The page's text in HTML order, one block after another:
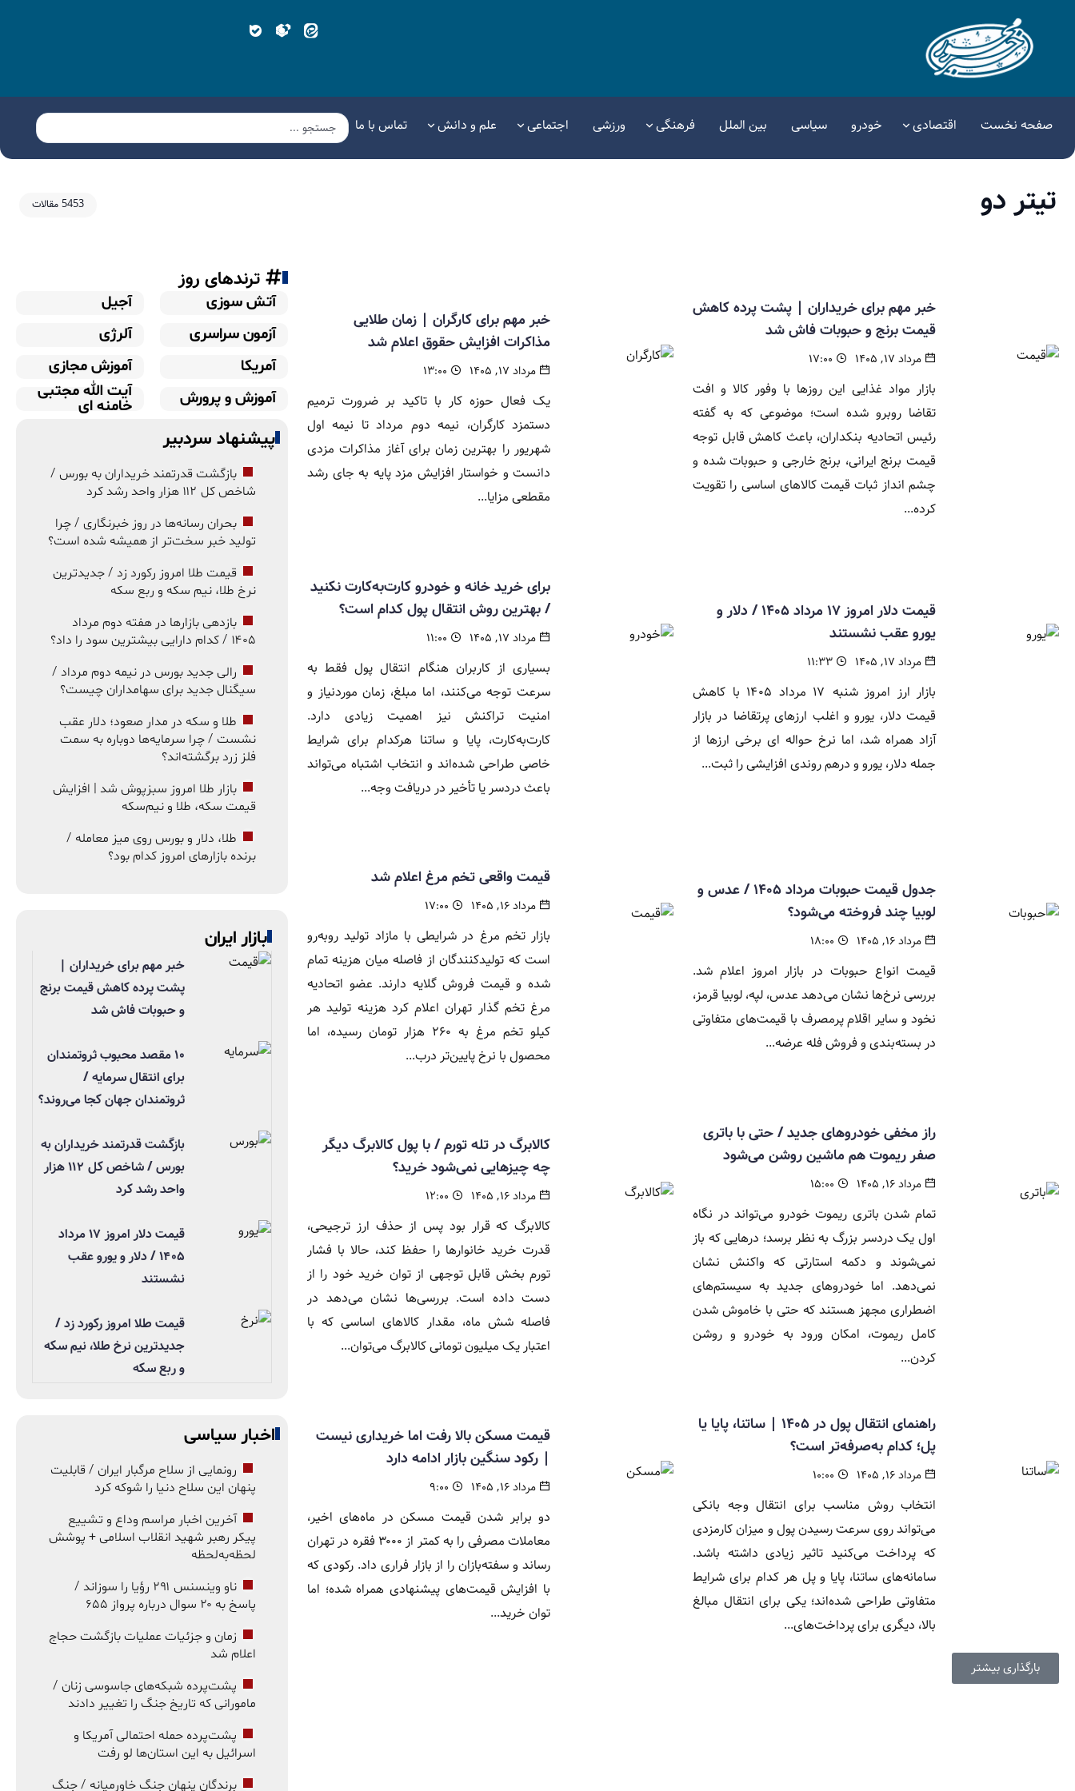
صفحه نخست اقتصادی خودرو سیاسی بین الملل فرهنگی ورزشی اجتماعی علم و دانش تماس با ما
تیتر دو 5453 مقالات
خبر مهم برای خریداران | پشت پرده کاهش
قیمت برنج و حبوبات فاش شد
مرداد ۱۷, ۱۴۰۵
بازار مواد غذایی این روزها با وفور کالا و افت
تقاضا روبرو شده است؛ موضوعی که به گفته
رئیس اتحادیه بنکداران، باعث کاهش قابل توجه
قیمت برنج ایرانی، برنج خارجی و حبوبات شده و
چشم انداز ثبات قیمت کالاهای اساسی را تقویت
کرده...
خبر مهم برای کارگران | زمان طلایی
مذاکرات افزایش حقوق اعلام شد
مرداد ۱۷, ۱۴۰۵
یک فعال حوزه کار با تاکید بر ضرورت ترمیم
دستمزد کارگران، نیمه دوم مرداد تا نیمه اول
شهریور را بهترین زمان برای آغاز مذاکرات مزدی
دانست و خواستار افزایش مزد پایه به جای رشد
مقطعی مزایا...
قیمت دلار امروز ۱۷ مرداد ۱۴۰۵ / دلار و
یورو عقب نشستند
مرداد ۱۷, ۱۴۰۵
بازار ارز امروز شنبه ۱۷ مرداد ۱۴۰۵ با کاهش
قیمت دلار، یورو و اغلب ارزهای پرتقاضا در بازار
آزاد همراه شد، اما نرخ حواله ای برخی ارزها از
جمله دلار، یورو و درهم روندی افزایشی را ثبت...
برای خرید خانه و خودرو کارت‌به‌کارت نکنید
/ بهترین روش انتقال پول کدام است؟
مرداد ۱۷, ۱۴۰۵
بسیاری از کاربران هنگام انتقال پول فقط به
سرعت توجه می‌کنند، اما مبلغ، زمان موردنیاز و
امنیت تراکنش نیز اهمیت زیادی دارد.
کارت‌به‌کارت، پایا و ساتنا هرکدام برای شرایط
خاصی طراحی شده‌اند و انتخاب اشتباه می‌تواند
باعث دردسر یا تأخیر در دریافت وجه...
جدول قیمت حبوبات مرداد ۱۴۰۵ / عدس و
لوبیا چند فروخته می‌شود؟
مرداد ۱۶, ۱۴۰۵
قیمت انواع حبوبات در بازار امروز اعلام شد.
بررسی نرخ‌ها نشان می‌دهد عدس، لپه، لوبیا قرمز،
نخود و سایر اقلام پرمصرف با قیمت‌های متفاوتی
در بسته‌بندی و فروش فله عرضه...
قیمت واقعی تخم مرغ اعلام شد
مرداد ۱۶, ۱۴۰۵
بازار تخم مرغ در شرایطی با مازاد تولید روبه‌رو
است که تولیدکنندگان از فاصله میان هزینه تمام
شده و قیمت فروش گلایه دارند. عضو اتحادیه
مرغ تخم گذار تهران اعلام کرد هزینه تولید هر
کیلو تخم مرغ به ۲۶۰ هزار تومان رسیده، اما
محصول با نرخ پایین‌تر درب...
راز مخفی خودروهای جدید / حتی با باتری
صفر ریموت هم ماشین روشن می‌شود
مرداد ۱۶, ۱۴۰۵
تمام شدن باتری ریموت خودرو می‌تواند در نگاه
اول یک دردسر بزرگ به نظر برسد؛ درهایی که باز
نمی‌شوند و دکمه استارتی که واکنش نشان
نمی‌دهد. اما خودروهای جدید به سیستم‌های
اضطراری مجهز هستند که حتی با خاموش شدن
کامل ریموت، امکان ورود به خودرو و روشن
کردن...
کالابرگ در تله تورم / با پول کالابرگ دیگر
چه چیزهایی نمی‌شود خرید؟
مرداد ۱۶, ۱۴۰۵
کالابرگ که قرار بود پس از حذف ارز ترجیحی،
قدرت خرید خانوارها را حفظ کند، حالا با فشار
تورم بخش قابل توجهی از توان خرید خود را از
دست داده است. بررسی‌ها نشان می‌دهد در
فاصله شش ماه، مقدار کالاهای اساسی که با
اعتبار یک میلیون تومانی کالابرگ می‌توان...
راهنمای انتقال پول در ۱۴۰۵ | ساتنا، پایا یا
پل؛ کدام به‌صرفه‌تر است؟
مرداد ۱۶, ۱۴۰۵
انتخاب روش مناسب برای انتقال وجه بانکی
می‌تواند روی سرعت رسیدن پول و میزان کارمزدی
که پرداخت می‌کنید تاثیر زیادی داشته باشد.
سامانه‌های ساتنا، پایا و پل هر کدام برای شرایط
متفاوتی طراحی شده‌اند؛ یکی برای انتقال مبالغ
بالا، دیگری برای پرداخت‌های...
قیمت مسکن بالا رفت اما خریداری نیست
| رکود سنگین بازار ادامه دارد
مرداد ۱۶, ۱۴۰۵
دو برابر شدن قیمت مسکن در ماه‌های اخیر،
معاملات مصرفی را به کمتر از ۳۰۰۰ فقره در تهران
رساند و سفته‌بازان را از بازار فراری داد. رکودی که
با افزایش قیمت‌های پیشنهادی همراه شده؛ اما
توان خرید...
بارگذاری بیشتر
ترندهای روز
آتش سوزی
آجیل
آزمون سراسری
آلرژی
آمریکا
آموزش مجازی
آموزش و پرورش
آیت الله مجتبی
خامنه ای
پیشنهاد سردبیر
بازگشت قدرتمند خریداران به بورس /
شاخص کل ۱۱۲ هزار واحد رشد کرد
بحران رسانه‌ها در روز خبرنگاری / چرا
تولید خبر سخت‌تر از همیشه شده است؟
قیمت طلا امروز رکورد زد / جدیدترین
نرخ طلا، نیم سکه و ربع سکه
بازدهی بازارها در هفته دوم مرداد
۱۴۰۵ / کدام دارایی بیشترین سود را داد؟
رالی جدید بورس در نیمه دوم مرداد /
سیگنال جدید برای سهامداران چیست؟
طلا و سکه در مدار صعود؛ دلار عقب
نشست / چرا سرمایه‌ها دوباره به سمت
فلز زرد برگشته‌اند؟
بازار طلا امروز سبزپوش شد | افزایش
قیمت سکه، طلا و نیم‌سکه
طلا، دلار و بورس روی میز معامله /
برنده بازارهای امروز کدام بود؟
بازار ایران
خبر مهم برای خریداران |
پشت پرده کاهش قیمت برنج
و حبوبات فاش شد
۱۰ مقصد محبوب ثروتمندان
برای انتقال سرمایه /
ثروتمندان جهان کجا می‌روند؟
بازگشت قدرتمند خریداران به
بورس / شاخص کل ۱۱۲ هزار
واحد رشد کرد
قیمت دلار امروز ۱۷ مرداد
۱۴۰۵ / دلار و یورو عقب
نشستند
قیمت طلا امروز رکورد زد /
جدیدترین نرخ طلا، نیم سکه
و ربع سکه
اخبار سیاسی
رونمایی از سلاح مرگبار ایران / قابلیت
پنهان این سلاح دنیا را شوکه کرد
آخرین اخبار مراسم وداع و تشییع
پیکر رهبر شهید انقلاب اسلامی + پوشش
لحظه‌به‌لحظه
ناو وینسنس ۲۹۱ رؤیا را سوزاند /
پاسخ به ۲۰ سوال درباره پرواز ۶۵۵
زمان و جزئیات عملیات بازگشت حجاج
اعلام شد
پشت‌پرده شبکه‌های جاسوسی زنان /
مامورانی که تاریخ جنگ را تغییر دادند
پشت‌پرده حمله احتمالی آمریکا و
اسرائیل به این استان‌ها لو رفت
برندگان پنهان جنگ خاورمیانه / جنگ